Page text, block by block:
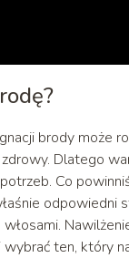
brody może
Dlatego
Co
odpowiedni
ten, który